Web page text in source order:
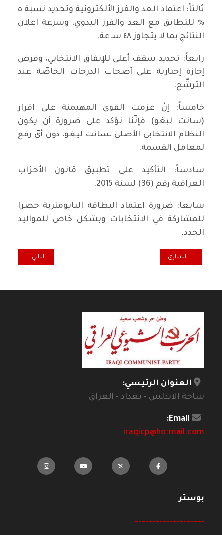
ثالثاً: اعتماد العد والفرز الألكترونية وتحديد نسبة ٥
٪ للتطابق مع العد والفرز اليدوي، وسرعة اعلان
النتائج بما لا يتجاوز ٤٨ ساعة.
رابعاً: تحديد سقف أعلى للإنفاق الانتخابي، وفرض
إجازة إجبارية على أصحاب الدرجات الخاصّة عند
الترشّح.
خامساً: إنْ عزمت القوى المهيمنة على اقرار
(سانت ليغو) فإنّنا نؤكد على ضرورة أن يكون
النظام الانتخابي الأصلي لسانت ليغو، دون أيّ رفع
لمعامل القسمة.
سادساً: التأكيد على تطبيق قانون الأحزاب
العراقية رقم (36) لسنة 2015.
سابعا: ضرورة اعتماد البطاقة البايومترية حصرا
للمشاركة في الانتخابات وبشكل خاص للمواليد
الجدد.
المقال السابق: وثائق في الذكرى الـ 20 .. تصريح الإعلام المركزي للحزب الشيوعي العراقي
السابق المقال التالي:
التالي
العنوان الرئيسي:
ساحة الاندلس - بغداد - العراق
Email:
iraqicp@hotmail.com
بوستر
--------------------